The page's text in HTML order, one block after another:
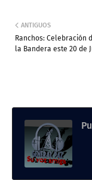
ANTIGUOS
Ranchos: Celebración
la Bandera este 20 de